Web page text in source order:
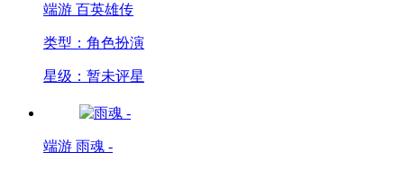
端游 百英雄传
类型：角色扮演
星级：暂未评星
端游 雨魂 -